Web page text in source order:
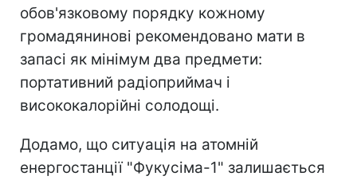
обов'язковому порядку кожному
громадянинові рекомендовано мати в
запасі як мінімум два предмети:
портативний радіоприймач і
висококалорійні солодощі.
Додамо, що ситуація на атомній
енергостанції "Фукусіма-1" залишається